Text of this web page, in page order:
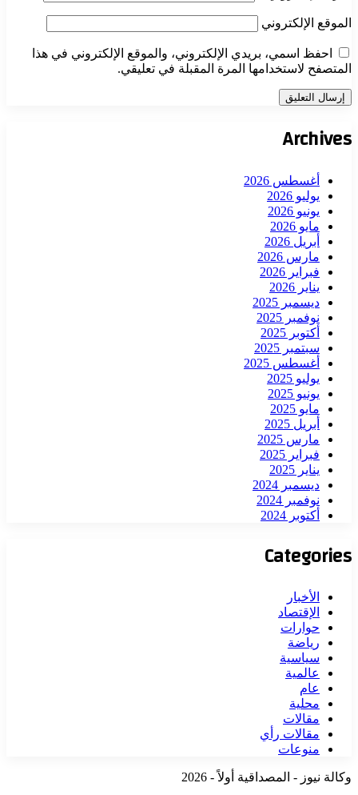
الموقع الإلكتروني
احفظ اسمي، بريدي الإلكتروني، والموقع الإلكتروني في هذا
المتصفح لاستخدامها المرة المقبلة في تعليقي.
Archives
أغسطس 2026
يوليو 2026
يونيو 2026
مايو 2026
أبريل 2026
مارس 2026
فبراير 2026
يناير 2026
ديسمبر 2025
نوفمبر 2025
أكتوبر 2025
سبتمبر 2025
أغسطس 2025
يوليو 2025
يونيو 2025
مايو 2025
أبريل 2025
مارس 2025
فبراير 2025
يناير 2025
ديسمبر 2024
نوفمبر 2024
أكتوبر 2024
Categories
الأخبار
الإقتصاد
حوارات
رياضة
سياسية
عالمية
عام
محلية
مقالات
مقالات رأي
منوعات
وكالة نيوز - المصداقية أولاً - 2026